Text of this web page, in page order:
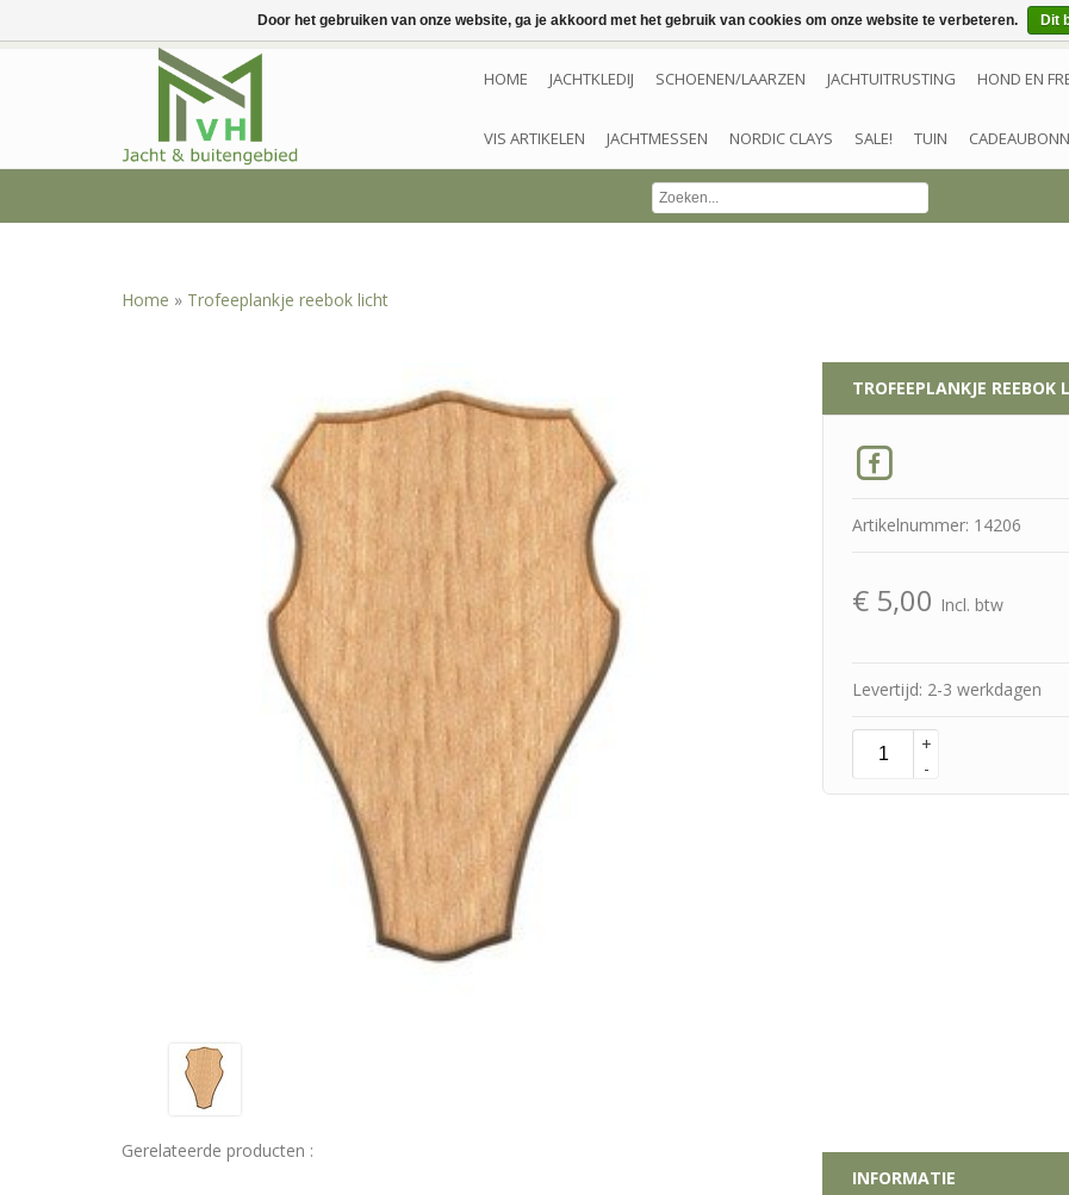
HOME JACHTKLEDIJ SCHOENEN/LAARZEN JACHTUITRUSTING HOND EN
VIS ARTIKELEN JACHTMESSEN NORDIC CLAYS SALE! TUIN
Home » Trofeeplankje reebok licht
TROFEEPLANKJE REEBOK
Artikelnummer: 14206
€ 5,00 Incl. btw
Levertijd: 2-3 werkdagen
+
-
Gerelateerde producten :
INFORMATIE
Door het gebruiken van onze website, ga je akkoord met het gebruik van cookies om onze website te verbeteren. Dit